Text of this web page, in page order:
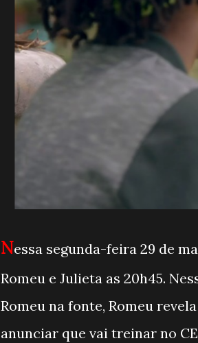
Nessa segunda-feira 29 de
Romeu e Julieta as 20h45.
Romeu na fonte, Romeu
anunciar que vai treinar no